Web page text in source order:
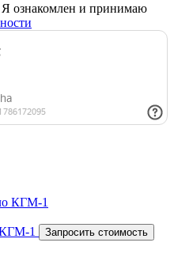
Я ознакомлен и принимаю
КГМ-1
Запросить стоимость